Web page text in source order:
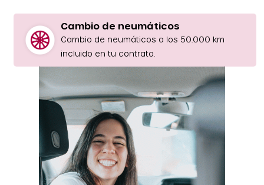
Cambio de neumáticos
Cambio de neumáticos a los 50.000 km
incluido en tu contrato.